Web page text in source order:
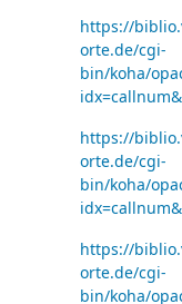
https://
orte.de/cgi-
bin/koha/
https://
orte.de/cgi-
bin/koha/
https://
orte.de/cgi-
bin/koha/